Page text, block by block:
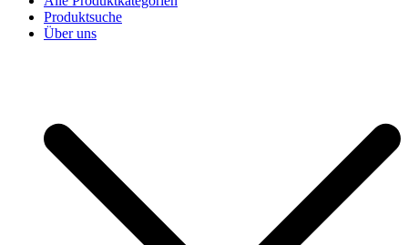
Produktsuche
Über uns